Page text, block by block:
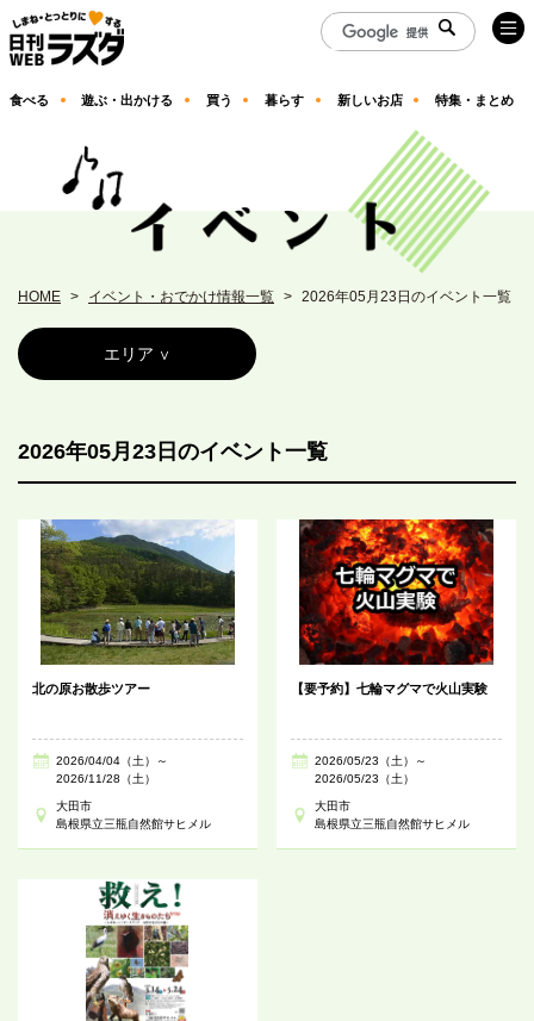
食べる 遊ぶ・出かける 買う 暮らす 新しいお店 特集・まとめ
HOME イベント・おでかけ情報一覧 2026年05月23日のイベント一覧
エリア
2026年05月23日のイベント一覧
北の原お散歩ツアー
2026/04/04（土）～
2026/11/28（土）
大田市
島根県立三瓶自然館サヒメル
【要予約】七輪マグマで火山実験
2026/05/23（土）～
2026/05/23（土）
大田市
島根県立三瓶自然館サヒメル